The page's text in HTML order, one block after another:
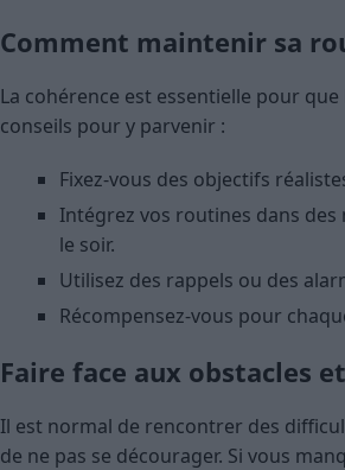
Comment maintenir sa
La cohérence est essentielle pour
conseils pour y parvenir :
Fixez-vous des objectifs
Intégrez vos routines dans
le soir.
Utilisez des rappels ou des
Récompensez-vous pour
Faire face aux obstacles
Il est normal de rencontrer des
de ne pas se décourager. Si vous